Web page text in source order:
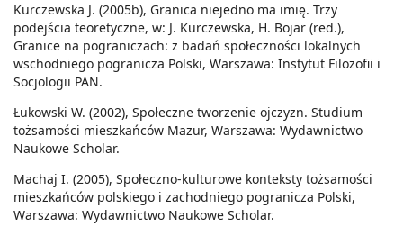
Kurczewska J. (2005b), Granica niejedno ma imię. Trzy
podejścia teoretyczne, w: J. Kurczewska, H. Bojar (red.),
Granice na pograniczach: z badań społeczności lokalnych
wschodniego pogranicza Polski, Warszawa: Instytut Filozofii i
Socjologii PAN.
Łukowski W. (2002), Społeczne tworzenie ojczyzn. Studium
tożsamości mieszkańców Mazur, Warszawa: Wydawnictwo
Naukowe Scholar.
Machaj I. (2005), Społeczno-kulturowe konteksty tożsamości
mieszkańców polskiego i zachodniego pogranicza Polski,
Warszawa: Wydawnictwo Naukowe Scholar.